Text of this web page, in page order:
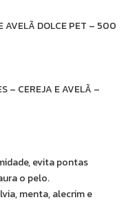
AVELÃ DOLCE PET – 500
– CEREJA E AVELÃ –
evita pontas
o pelo.
menta, alecrim e